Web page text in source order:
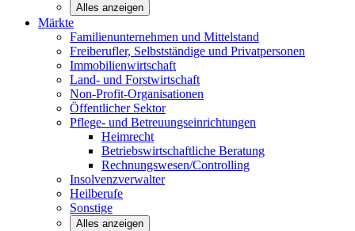
Alles anzeigen
Märkte
Familienunternehmen und Mittelstand
Freiberufler, Selbstständige und Privatpersonen
Immobilienwirtschaft
Land- und Forstwirtschaft
Non-Profit-Organisationen
Öffentlicher Sektor
Pflege- und Betreuungseinrichtungen
Heimrecht
Betriebswirtschaftliche Beratung
Rechnungswesen/Controlling
Insolvenzverwalter
Heilberufe
Sonstige
Alles anzeigen